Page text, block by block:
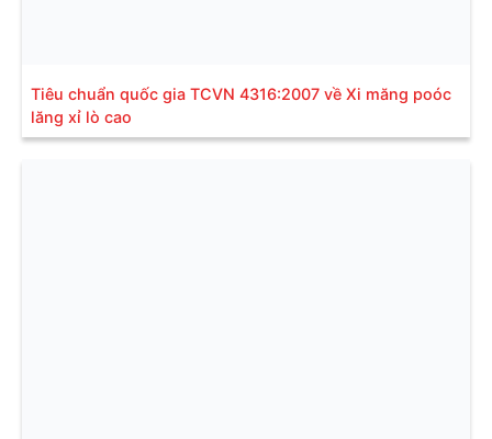
Tiêu chuẩn quốc gia TCVN 4316:2007 về Xi măng poóc
lăng xỉ lò cao